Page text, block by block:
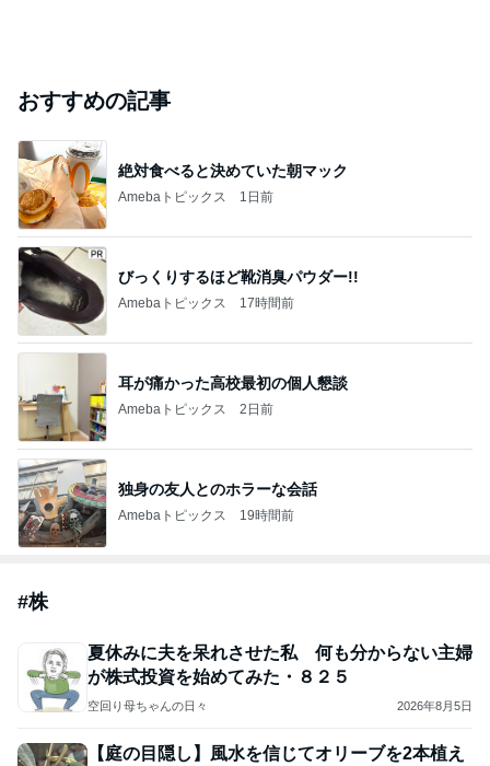
おすすめの記事
絶対食べると決めていた朝マック
Amebaトピックス 1日前
びっくりするほど靴消臭パウダー!!
Amebaトピックス 17時間前
耳が痛かった高校最初の個人懇談
Amebaトピックス 2日前
独身の友人とのホラーな会話
Amebaトピックス 19時間前
#株
夏休みに夫を呆れさせた私 何も分からない主婦
が株式投資を始めてみた・８２５
空回り母ちゃんの日々 2026年8月5日
【庭の目隠し】風水を信じてオリーブを2本植え